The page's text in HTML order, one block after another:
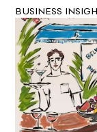
BUSINESS